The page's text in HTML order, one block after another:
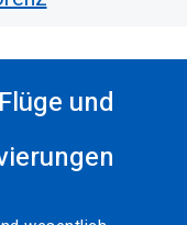
und